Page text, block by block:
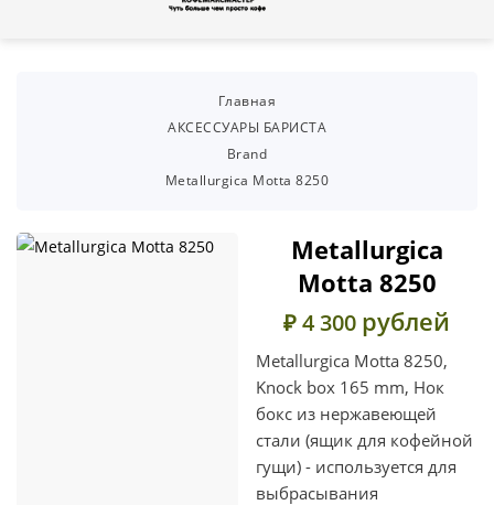
Главная
АКСЕССУАРЫ БАРИСТА
Brand
Metallurgica Motta 8250
Metallurgica
Motta 8250
₽ 4 300 рублей
Metallurgica Motta 8250,
Knock box 165 mm, Нок
бокс из нержавеющей
стали (ящик для кофейной
гущи) - используется для
выбрасывания